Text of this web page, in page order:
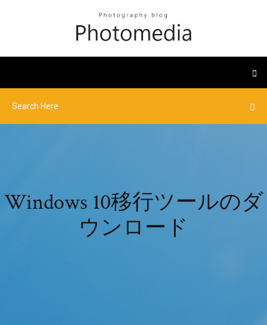
Windows 10移行ツールのダ
ウンロード